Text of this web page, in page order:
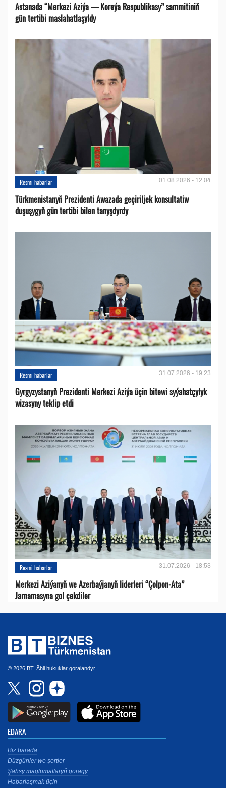
Astanada “Merkezi Aziýa — Koreýa Respublikasy” sammitiniň
gün tertibi maslahatlaşyldy
Resmi habarlar 01.08.2026 - 12:04
Türkmenistanyň Prezidenti Awazada geçiriljek konsultatiw
duşuşygyň gün tertibi bilen tanyşdyrdy
Resmi habarlar 31.07.2026 - 19:23
Gyrgyzystanyň Prezidenti Merkezi Aziýa üçin bitewi syýahatçylyk
wizasyny teklip etdi
Resmi habarlar 31.07.2026 - 18:53
Merkezi Aziýanyň we Azerbaýjanyň liderleri “Çolpon-Ata”
Jarnamasyna gol çekdiler
© 2026 BT. Ähli hukuklar goralandyr.
EDARA
Biz barada
Düzgünler we şertler
Şahsy maglumatlaryň goragy
Habarlaşmak üçin